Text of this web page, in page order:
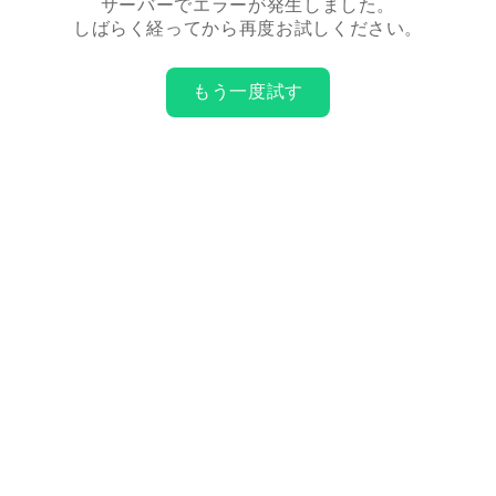
サーバーでエラーが発生しました。
しばらく経ってから再度お試しください。
もう一度試す